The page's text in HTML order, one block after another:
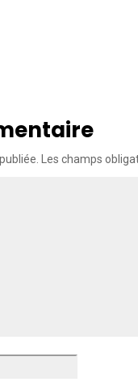
Les champs